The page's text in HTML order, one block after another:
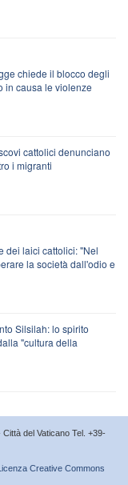
chiede il blocco degli
in causa le violenze
cattolici denunciano
i migranti
dei laici cattolici: "Nel
la società dall'odio e
Silsilah: lo spirito
"cultura della
del Vaticano Tel. +39-
Creative Commons